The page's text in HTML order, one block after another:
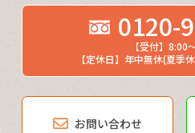
0120-
【受付】8:00
【定休日】年中無休(夏季
お問い合わせ